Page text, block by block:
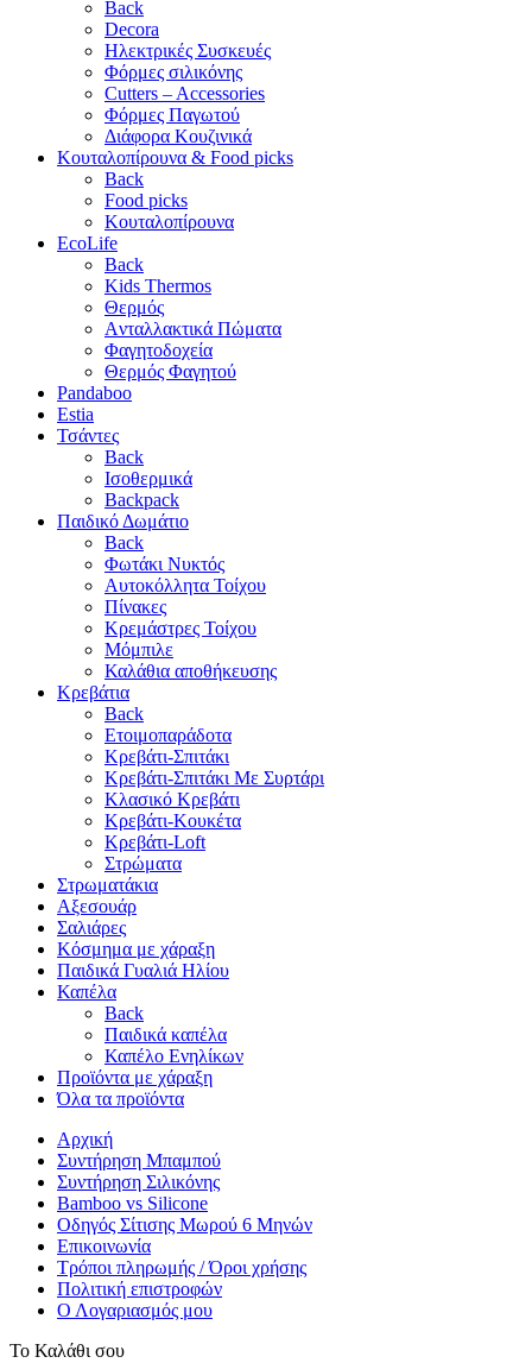
Back
Decora
Ηλεκτρικές Συσκευές
Φόρμες σιλικόνης
Cutters – Accessories
Φόρμες Παγωτού
Διάφορα Κουζινικά
Κουταλοπίρουνα & Food picks
Back
Food picks
Κουταλοπίρουνα
EcoLife
Back
Kids Thermos
Θερμός
Aνταλλακτικά Πώματα
Φαγητοδοχεία
Θερμός Φαγητού
Pandaboo
Estia
Τσάντες
Back
Ισοθερμικά
Backpack
Παιδικό Δωμάτιο
Back
Φωτάκι Νυκτός
Αυτοκόλλητα Τοίχου
Πίνακες
Κρεμάστρες Τοίχου
Μόμπιλε
Καλάθια αποθήκευσης
Κρεβάτια
Back
Ετοιμοπαράδοτα
Κρεβάτι-Σπιτάκι
Κρεβάτι-Σπιτάκι Με Συρτάρι
Κλασικό Κρεβάτι
Κρεβάτι-Κουκέτα
Κρεβάτι-Loft
Στρώματα
Στρωματάκια
Αξεσουάρ
Σαλιάρες
Κόσμημα με χάραξη
Παιδικά Γυαλιά Ηλίου
Καπέλα
Back
Παιδικά καπέλα
Καπέλο Ενηλίκων
Προϊόντα με χάραξη
Όλα τα προϊόντα
Αρχική
Συντήρηση Μπαμπού
Συντήρηση Σιλικόνης
Bamboo vs Silicone
Οδηγός Σίτισης Μωρού 6 Μηνών
Επικοινωνία
Τρόποι πληρωμής / Όροι χρήσης
Πολιτική επιστροφών
Ο Λογαριασμός μου
Το Καλάθι σου